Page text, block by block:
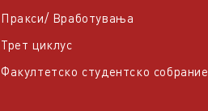
Пракси/ Вработувања
Трет циклус
Факултетско студентско собрание